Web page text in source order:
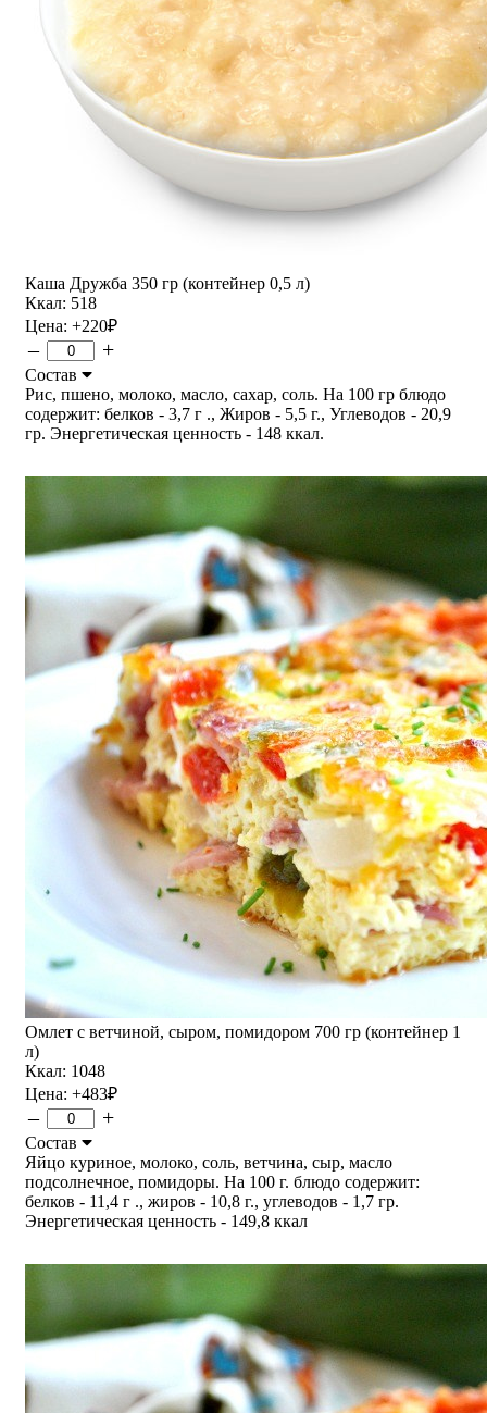
Каша Дружба 350 гр (контейнер 0,5 л)
Ккал: 518
Цена: +220₽
– +
Состав
Рис, пшено, молоко, масло, сахар, соль. На 100 гр блюдо
содержит: белков - 3,7 г ., Жиров - 5,5 г., Углеводов - 20,9
гр. Энергетическая ценность - 148 ккал.
Омлет с ветчиной, сыром, помидором 700 гр (контейнер 1
л)
Ккал: 1048
Цена: +483₽
– +
Состав
Яйцо куриное, молоко, соль, ветчина, сыр, масло
подсолнечное, помидоры. На 100 г. блюдо содержит:
белков - 11,4 г ., жиров - 10,8 г., углеводов - 1,7 гр.
Энергетическая ценность - 149,8 ккал